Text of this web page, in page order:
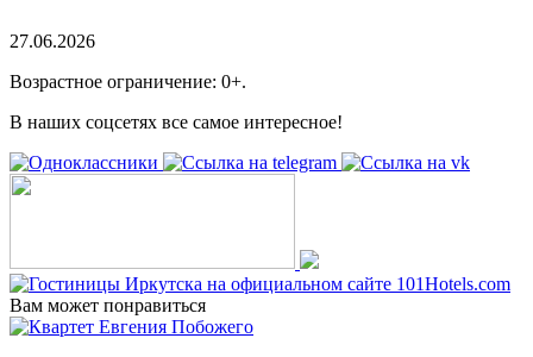
27.06.2026
Возрастное ограничение: 0+.
В наших соцсетях все самое интересное!
Вам может понравиться